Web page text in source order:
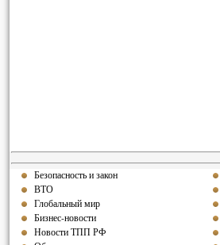
Безопасность и закон
ВТО
Глобальный мир
Бизнес-новости
Новости ТПП РФ